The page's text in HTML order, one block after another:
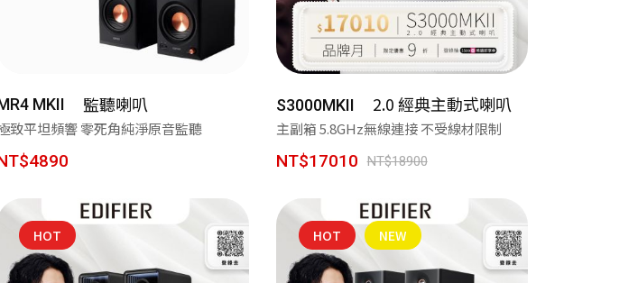
典木質喇叭｜精準分頻打造層次聲效
入耳即靜・懂音質的都選這副 🚀
！現在皆內建美華專業版序號，無需上網申請
售，提醒消費者勿在詐騙網頁上面購買！
國際設計師 Phil Jones 操刀設計
線降噪耳罩耳機 零壓感舒適首選
MKII 監聽喇叭
致平坦頻響 零死角純淨原音監聽
S3000MKII 2.0 經典主動式喇叭
主副箱 5.8GHz無線連接 不受線材限制
NT$17010 NT$18900
HOT HOT NEW